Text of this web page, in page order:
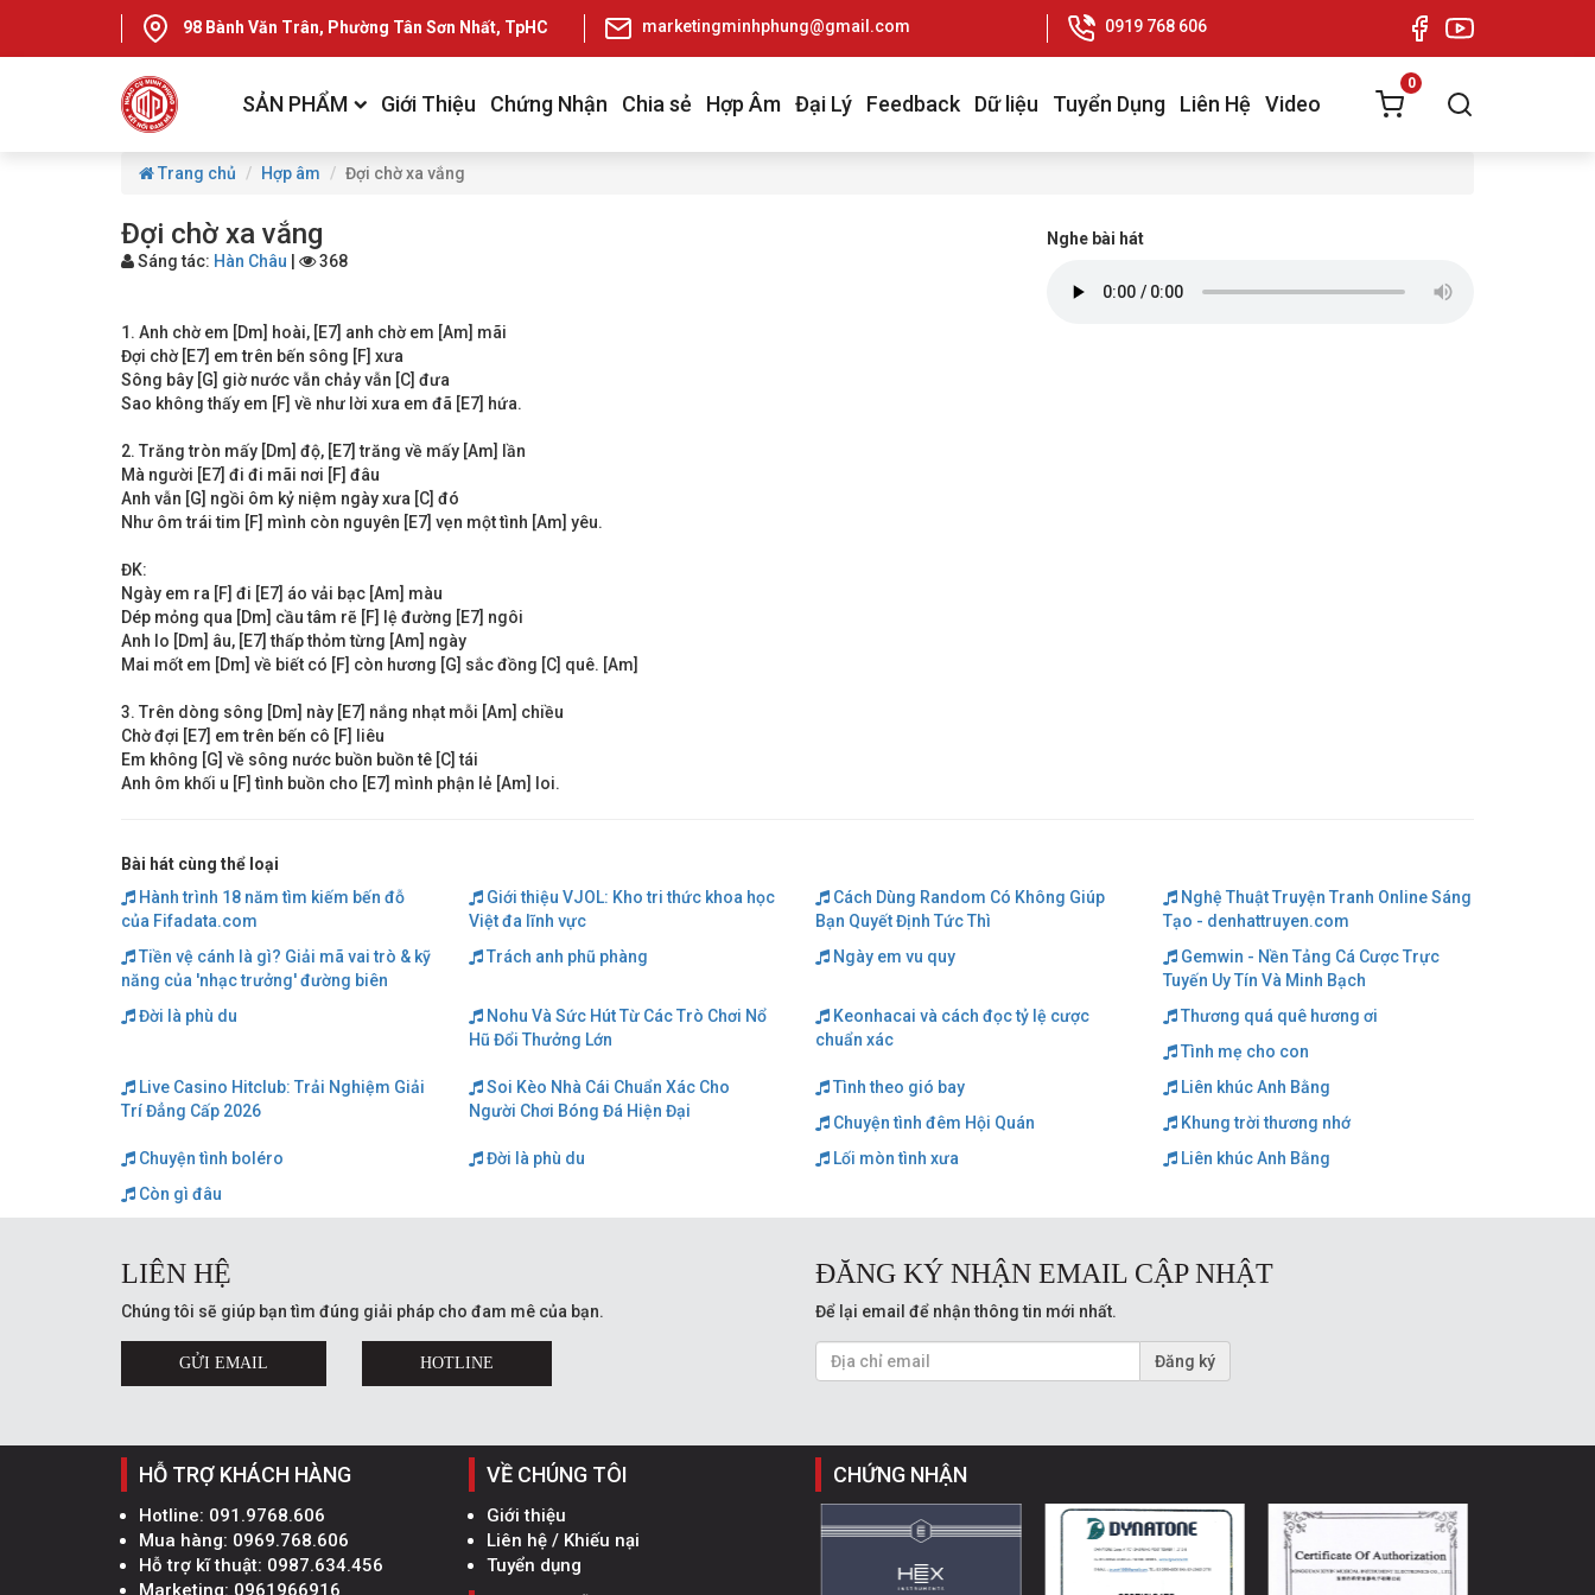
98 Bành Văn Trân, Phường Tân Sơn Nhất, TpHCM marketingminhphung@gmail.com 0919 768 606
SẢN PHẨM Giới Thiệu Chứng Nhận Chia sẻ Hợp Âm Đại Lý Feedback Dữ liệu Tuyển Dụng Liên Hệ Video
0
Trang chủ Hợp âm Đợi chờ xa vắng
Đợi chờ xa vắng
Sáng tác: Hàn Châu 368
1. Anh chờ em [Dm] hoài, [E7] anh chờ em [Am] mãi
Đợi chờ [E7] em trên bến sông [F] xưa
Sông bây [G] giờ nước vẫn chảy vẫn [C] đưa
Sao không thấy em [F] về như lời xưa em đã [E7] hứa.
2. Trăng tròn mấy [Dm] độ, [E7] trăng về mấy [Am] lần
Mà người [E7] đi đi mãi nơi [F] đâu
Anh vẫn [G] ngồi ôm kỷ niệm ngày xưa [C] đó
Như ôm trái tim [F] mình còn nguyên [E7] vẹn một tình [Am] yêu.
ĐK:
Ngày em ra [F] đi [E7] áo vải bạc [Am] màu
Dép mỏng qua [Dm] cầu tâm rẽ [F] lệ đường [E7] ngôi
Anh lo [Dm] âu, [E7] thấp thỏm từng [Am] ngày
Mai mốt em [Dm] về biết có [F] còn hương [G] sắc đồng [C] quê. [Am]
3. Trên dòng sông [Dm] này [E7] nắng nhạt mỗi [Am] chiều
Chờ đợi [E7] em trên bến cô [F] liêu
Em không [G] về sông nước buồn buồn tê [C] tái
Anh ôm khối u [F] tình buồn cho [E7] mình phận lẻ [Am] loi.
Nghe bài hát
Bài hát cùng thể loại
Hành trình 18 năm tìm kiếm bến đỗ
của Fifadata.com
Giới thiệu VJOL: Kho tri thức khoa học
Việt đa lĩnh vực
Cách Dùng Random Có Không Giúp
Bạn Quyết Định Tức Thì
Nghệ Thuật Truyện Tranh Online Sáng
Tạo - denhattruyen.com
Tiền vệ cánh là gì? Giải mã vai trò & kỹ
năng của 'nhạc trưởng' đường biên
Trách anh phũ phàng Ngày em vu quy
Gemwin - Nền Tảng Cá Cược Trực
Tuyến Uy Tín Và Minh Bạch
Đời là phù du
Nohu Và Sức Hút Từ Các Trò Chơi Nổ
Hũ Đổi Thưởng Lớn
Keonhacai và cách đọc tỷ lệ cược
chuẩn xác
Thương quá quê hương ơi
Tình mẹ cho con
Live Casino Hitclub: Trải Nghiệm Giải
Trí Đẳng Cấp 2026
Soi Kèo Nhà Cái Chuẩn Xác Cho
Người Chơi Bóng Đá Hiện Đại
Tình theo gió bay
Liên khúc Anh Bằng
Chuyện tình đêm Hội Quán
Khung trời thương nhớ
Chuyện tình boléro
Đời là phù du Lối mòn tình xưa
Liên khúc Anh Bằng
Còn gì đâu
LIÊN HỆ
Chúng tôi sẽ giúp bạn tìm đúng giải pháp cho đam mê của bạn.
GỬI EMAIL HOTLINE
ĐĂNG KÝ NHẬN EMAIL CẬP NHẬT
Để lại email để nhận thông tin mới nhất.
Đăng ký
HỖ TRỢ KHÁCH HÀNG
Hotline: 091.9768.606
Mua hàng: 0969.768.606
Hỗ trợ kĩ thuật: 0987.634.456
Marketing: 0961966916
VỀ CHÚNG TÔI
Giới thiệu
Liên hệ / Khiếu nại
Tuyển dụng
CHỨNG NHẬN